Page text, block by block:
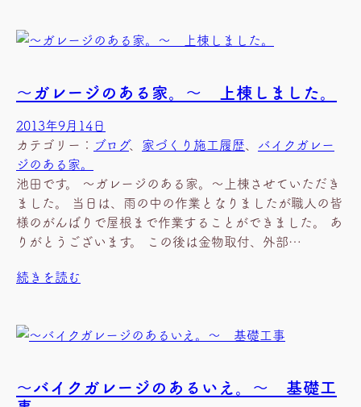
～ガレージのある家。～ 上棟しました。
2013年9月14日
カテゴリー： ブログ、 家づくり施工履歴、 バイクガレー
ジのある家。
池田です。 ～ガレージのある家。～上棟させていただき
ました。 当日は、雨の中の作業となりましたが職人の皆
様のがんばりで屋根まで作業することができました。 あ
りがとうございます。 この後は金物取付、外部…
続きを読む
～バイクガレージのあるいえ。～ 基礎工